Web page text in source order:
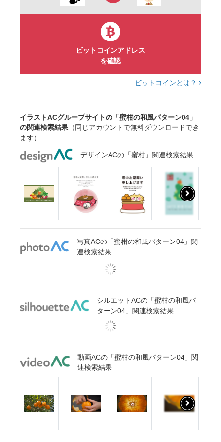
ビットコインアドレス
を確認
ビットコインとは？
イラストACグループサイトの「蜜柑の和風パターン04」
の関連検索結果 （同じアカウントで無料ダウンロードでき
ます）
デザインACの「蜜柑」関連検索結果
写真ACの「蜜柑の和風パターン04」関
連検索結果
シルエットACの「蜜柑の和風パ
ターン04」関連検索結果
動画ACの「蜜柑の和風パターン04」関
連検索結果